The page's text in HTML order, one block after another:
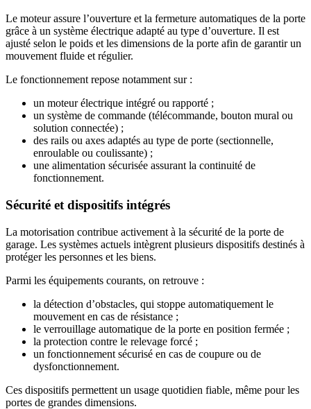
Le moteur assure l’ouverture et la fermeture automatiques de la porte
grâce à un système électrique adapté au type d’ouverture. Il est
ajusté selon le poids et les dimensions de la porte afin de garantir un
mouvement fluide et régulier.
Le fonctionnement repose notamment sur :
un moteur électrique intégré ou rapporté ;
un système de commande (télécommande, bouton mural ou
solution connectée) ;
des rails ou axes adaptés au type de porte (sectionnelle,
enroulable ou coulissante) ;
une alimentation sécurisée assurant la continuité de
fonctionnement.
Sécurité et dispositifs intégrés
La motorisation contribue activement à la sécurité de la porte de
garage. Les systèmes actuels intègrent plusieurs dispositifs destinés à
protéger les personnes et les biens.
Parmi les équipements courants, on retrouve :
la détection d’obstacles, qui stoppe automatiquement le
mouvement en cas de résistance ;
le verrouillage automatique de la porte en position fermée ;
la protection contre le relevage forcé ;
un fonctionnement sécurisé en cas de coupure ou de
dysfonctionnement.
Ces dispositifs permettent un usage quotidien fiable, même pour les
portes de grandes dimensions.